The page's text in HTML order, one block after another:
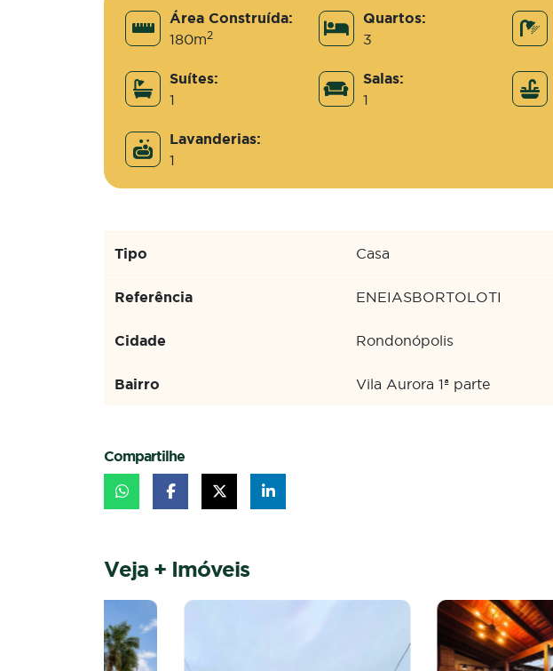
Área Construída:
180m2
Quartos:
3
Suítes:
1
Salas:
1
Lavanderias:
1
Tipo Casa
Referência ENEIASBORTOLOTI
Cidade Rondonópolis
Bairro Vila Aurora 1ª parte
Compartilhe
Veja + Imóveis